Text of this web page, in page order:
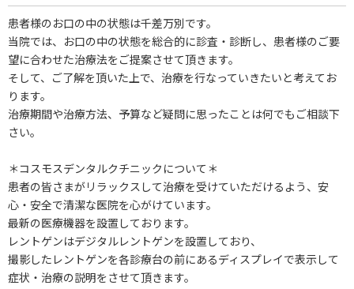
患者様のお口の中の状態は千差万別です。
当院では、お口の中の状態を総合的に診査・診断し、患者様のご要
望に合わせた治療法をご提案させて頂きます。
そして、ご了解を頂いた上で、治療を行なっていきたいと考えてお
ります。
治療期間や治療方法、予算など疑問に思ったことは何でもご相談下
さい。
＊コスモスデンタルクチニックについて＊
患者の皆さまがリラックスして治療を受けていただけるよう、安
心・安全で清潔な医院を心がけています。
最新の医療機器を設置しております。
レントゲンはデジタルレントゲンを設置しており、
撮影したレントゲンを各診療台の前にあるディスプレイで表示して
症状・治療の説明をさせて頂きます。